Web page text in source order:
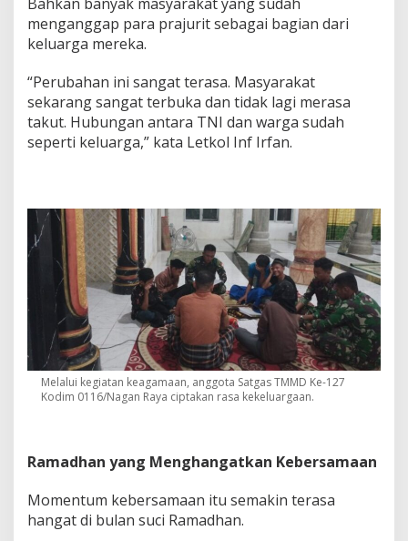
Bahkan banyak masyarakat yang sudah
menganggap para prajurit sebagai bagian dari
keluarga mereka.
“Perubahan ini sangat terasa. Masyarakat
sekarang sangat terbuka dan tidak lagi merasa
takut. Hubungan antara TNI dan warga sudah
seperti keluarga,” kata Letkol Inf Irfan.
Melalui kegiatan keagamaan, anggota Satgas TMMD Ke-127
Kodim 0116/Nagan Raya ciptakan rasa kekeluargaan.
Ramadhan yang Menghangatkan Kebersamaan
Momentum kebersamaan itu semakin terasa
hangat di bulan suci Ramadhan.